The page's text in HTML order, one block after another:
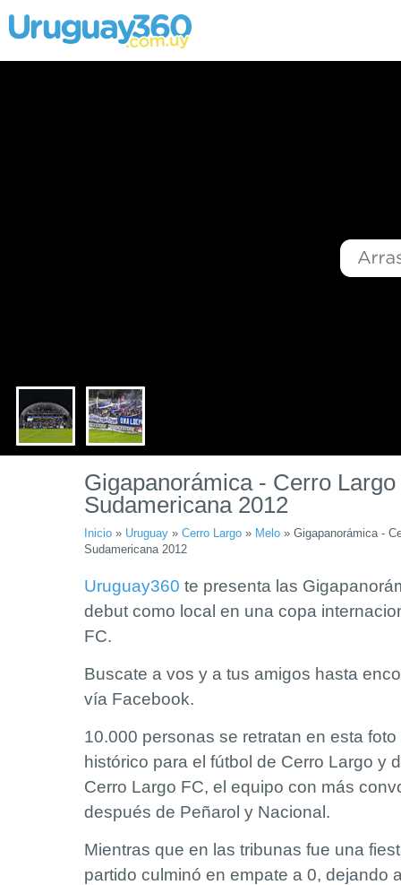
Gigapanorámica - Cerro
Sudamericana 2012
Inicio » Uruguay » Cerro Largo » Melo » Gigapanorámica -
Sudamericana 2012
Uruguay360 te presenta las
debut como local en una copa
FC.
Buscate a vos y a tus amigos hasta
vía Facebook.
10.000 personas se retratan en esta
histórico para el fútbol de Cerro Largo y
Cerro Largo FC, el equipo con más
después de Peñarol y Nacional.
Mientras que en las tribunas fue una
partido culminó en empate a 0, dejando